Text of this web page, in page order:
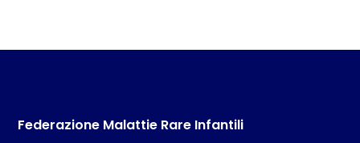
Federazione Malattie Rare Infantili